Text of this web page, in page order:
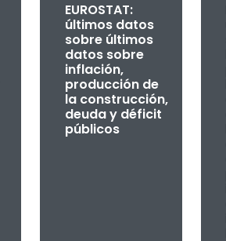
EUROSTAT:
últimos datos
sobre últimos
datos sobre
inflación,
producción de
la construcción,
deuda y déficit
públicos